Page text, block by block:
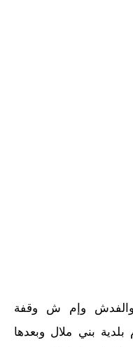
والفدش وإم ش وقفة
بني ملال وبعدها